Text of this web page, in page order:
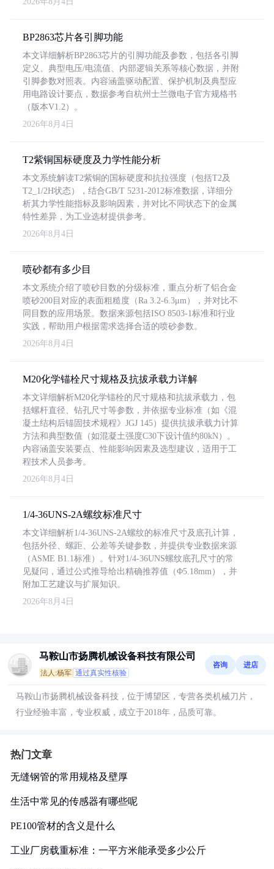
BP2863芯片各引脚功能
本文详细解析BP2863芯片的引脚功能及参数，包括各引脚
定义、典型电压/电流值、内部逻辑关系等核心数据，并附
引脚参数对照表。内容涵盖驱动配置、保护机制及典型应
用电路设计要点，数据参考自杭州士兰微电子官方规格书
（版本V1.2）。
2026年8月4日
T2紫铜国标硬度及力学性能分析
本文系统解读T2紫铜的国标硬度和抗拉强度（包括T2及
T2_1/2H状态），结合GB/T 5231-2012标准数据，详细分
析其力学性能指标及影响因素，并对比不同状态下的金属
特性差异，为工业选材提供参考。
2026年8月4日
喷砂都有多少目
本文系统介绍了喷砂目数的分级标准，重点分析了铝合金
喷砂200目对应的表面粗糙度（Ra 3.2-6.3μm），并对比不
同目数的应用场景。数据来源包括ISO 8503-1标准和行业
实践，帮助用户根据需求选择合适的喷砂参数。
2026年8月4日
M20化学锚栓尺寸规格及抗拔承载力详解
本文详细解析M20化学锚栓的尺寸规格和抗拔承载力，包
括螺杆直径、钻孔尺寸等参数，并依据专业标准（如《混
凝土结构后锚固技术规程》JGJ 145）提供抗拔承载力计算
方法和典型数值（如混凝土强度C30下设计值约80kN）。
内容涵盖安装要点、性能影响因素及选型建议，适用于工
程技术人员参考。
2026年8月4日
1/4-36UNS-2A螺纹标准尺寸
本文详细解析1/4-36UNS-2A螺纹的标准尺寸及底孔计算，
包括外径、螺距、公差等关键参数，并提供专业数据来源
（ASME B1.1标准）。针对1/4-36UNS螺纹底孔尺寸的常
见疑问，通过公式推导给出精确推荐值（Φ5.18mm），并
附加工艺建议与扩展知识。
2026年8月4日
马鞍山市扬腾机械设备科技有限公司
法人:杨军 通过真实性核验
咨询 进店
马鞍山市扬腾机械设备科技，位于博望区，专营各类机械刀片，
行业经验丰富，专业权威，成立于2018年，品质可靠。
热门文章
无缝钢管的常用规格及壁厚
生活中常见的传感器有哪些呢
PE100管材的含义是什么
工业厂房载重标准：一平方米能承受多少公斤